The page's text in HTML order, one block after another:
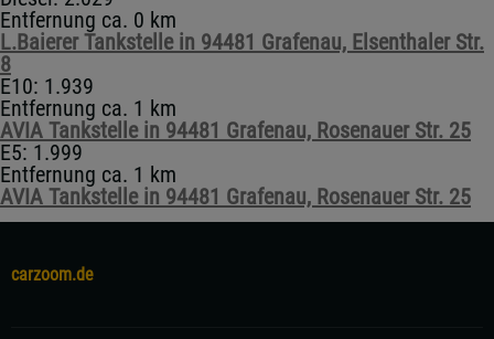
Entfernung ca. 0 km
L.Baierer Tankstelle in 94481 Grafenau, Elsenthaler Str.
8
E10: 1.939
Entfernung ca. 1 km
AVIA Tankstelle in 94481 Grafenau, Rosenauer Str. 25
E5: 1.999
Entfernung ca. 1 km
AVIA Tankstelle in 94481 Grafenau, Rosenauer Str. 25
carzoom.de